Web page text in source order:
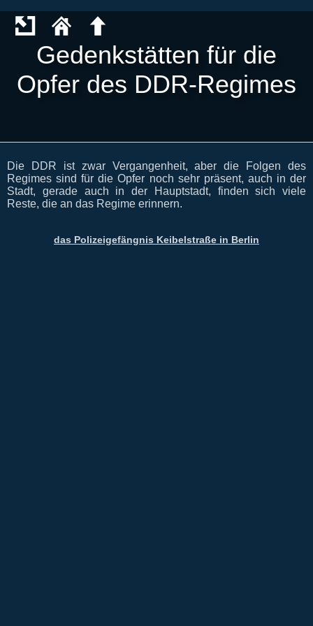
Gedenkstätten für die
Opfer des DDR-Regimes
Die DDR ist zwar Vergangenheit, aber die Folgen des
Regimes sind für die Opfer noch sehr präsent, auch in der
Stadt, gerade auch in der Hauptstadt, finden sich viele
Reste, die an das Regime erinnern.
das Polizeigefängnis Keibelstraße in Berlin